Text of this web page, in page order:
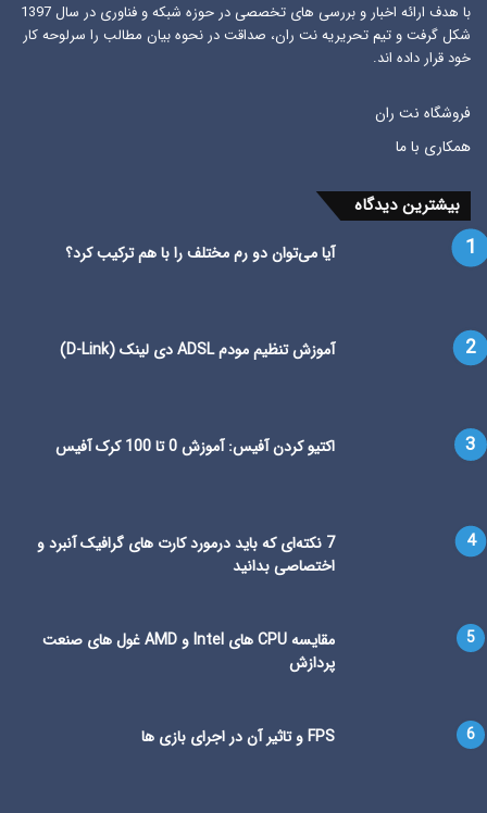
با هدف ارائه اخبار و بررسی های تخصصی در حوزه شبکه و فناوری در سال 1397
شکل گرفت و تیم تحریریه نت ران، صداقت در نحوه بیان مطالب را سرلوحه کار
خود قرار داده اند.
فروشگاه نت ران
همکاری با ما
بیشترین دیدگاه
آیا می‌توان دو رم مختلف را با هم ترکیب کرد؟
آموزش تنظیم مودم ADSL دی لینک (D-Link)
اکتیو کردن آفیس: آموزش 0 تا 100 کرک آفیس
7 نکته‌ای که باید درمورد کارت های گرافیک آنبرد و
اختصاصی بدانید
مقایسه CPU های Intel و AMD غول های صنعت
پردازش
FPS و تاثیر آن در اجرای بازی ها